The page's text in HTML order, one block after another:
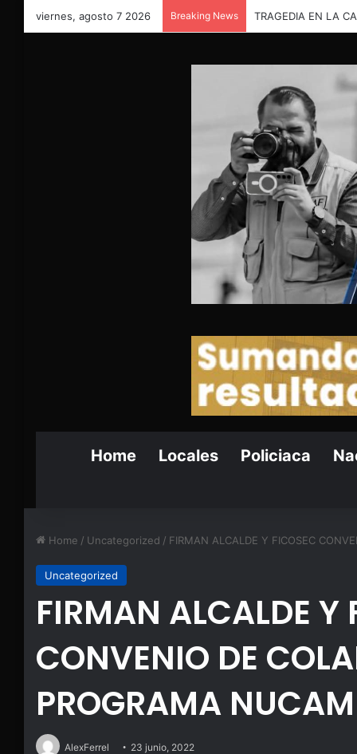
viernes, agosto 7 2026 Breaking News
Home Locales Policiaca
Home / Uncategorized / FIRMAN ALCALDE Y FICOSEC
Uncategorized
FIRMAN ALCALDE Y
CONVENIO DE
PROGRAMA NUCAM
AlexFerrel 23 junio, 2022